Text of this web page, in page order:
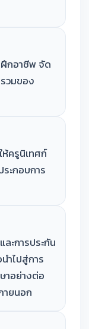
ฝึกอาชีพ จัด
วมของ
ครูนิเทศก์
ะกอบการ
ะการประกัน
ำไปสู่การ
อย่างต่อ
ายนอก